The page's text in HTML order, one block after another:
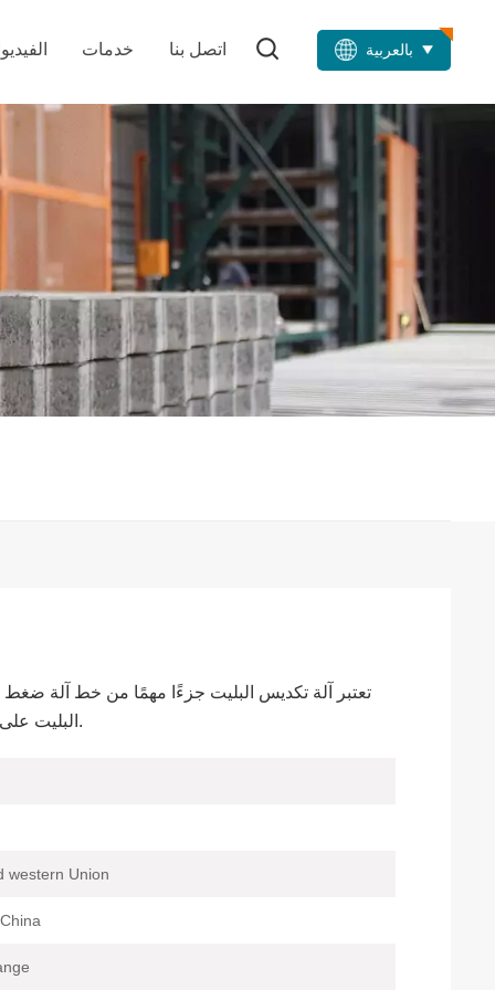
بالعربية خدمات اتصل بنا
تعتبر آلة تكديس البليت جزءًا مهمًا من خط آلة ضغط
البليت على منصة نقالة بالطوب طبقة تلو الأخرى تلقائيًا.
western Union